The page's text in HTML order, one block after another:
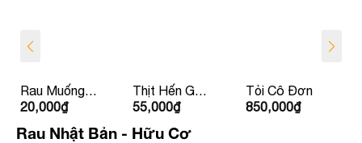
Rau Muống
La Hường
20,000₫
Thịt Hến Gò
Nổi
55,000₫
Tỏi Cô Đơn
850,000₫
Rau Nhật Bản - Hữu Cơ